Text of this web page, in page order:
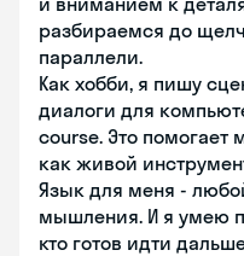
разбираемся до
параллели.
Как хобби, я пишу
диалоги для
course. Это помогает
как живой
Язык для меня -
мышления. И я умею
кто готов идти